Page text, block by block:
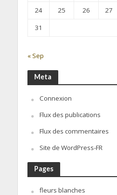
24
25 26 27
31
« Sep
Meta
Connexion
Flux des publications
Flux des commentaires
Site de WordPress-FR
Pages
fleurs blanches